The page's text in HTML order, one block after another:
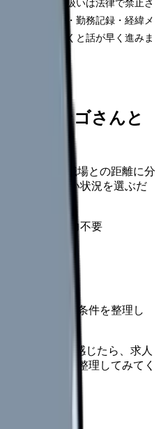
た不利益な取扱いは法律で禁止さ
則・給与明細・勤務記録・経緯メ
を整理しておくと話が早く進みま
を、カンゴさんと
相談窓口・職場との距離に分
窓口」に近い状況を選ぶだ
めます。
病院名は入力不要
。まずは希望条件を整理し
かな...」そう感じたら、求人
不安を分けて整理してみてく